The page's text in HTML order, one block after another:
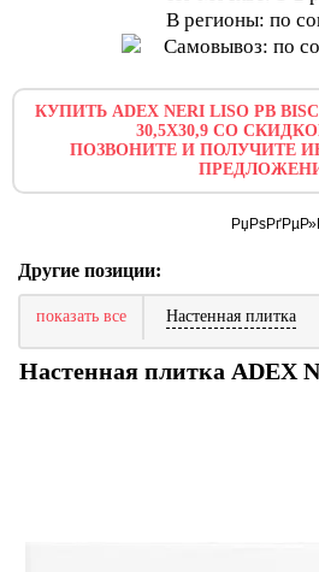
В регионы: по
Самовывоз: по
КУПИТЬ ADEX NERI LISO PB
30,5X30,9 СО
ПОЗВОНИТЕ И ПОЛУЧИТЕ
Другие позиции:
показать все Настенная плитка
Настенная плитка ADEX